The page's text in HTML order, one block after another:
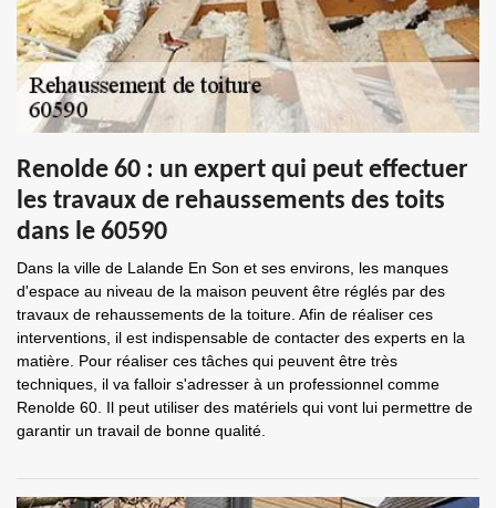
Renolde 60 : un expert qui peut effectuer
les travaux de rehaussements des toits
dans le 60590
Dans la ville de Lalande En Son et ses environs, les manques
d'espace au niveau de la maison peuvent être réglés par des
travaux de rehaussements de la toiture. Afin de réaliser ces
interventions, il est indispensable de contacter des experts en la
matière. Pour réaliser ces tâches qui peuvent être très
techniques, il va falloir s'adresser à un professionnel comme
Renolde 60. Il peut utiliser des matériels qui vont lui permettre de
garantir un travail de bonne qualité.